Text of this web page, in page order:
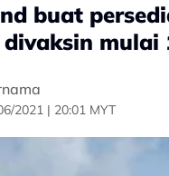
buat
mulai
2021 | 20:01 MYT